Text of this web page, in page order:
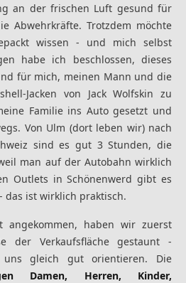
an der frischen Luft gesund für
Abwehrkräfte. Trotzdem möchte
wissen - und mich selbst
habe ich beschlossen, dieses
für mich, meinen Mann und die
Jacken von Jack Wolfskin zu
Familie ins Auto gesetzt und
Von Ulm (dort leben wir) nach
sind es gut 3 Stunden, die
man auf der Autobahn wirklich
Outlets in Schönenwerd gibt es
- das ist wirklich praktisch.
angekommen, haben wir zuerst
der Verkaufsfläche gestaunt -
gleich gut orientieren. Die
Damen, Herren, Kinder,